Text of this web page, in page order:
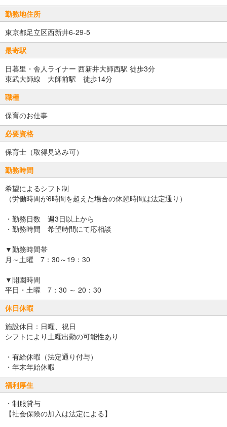
勤務地住所
東京都足立区西新井6-29-5
最寄駅
日暮里・舎人ライナー 西新井大師西駅 徒歩3分
東武大師線 大師前駅 徒歩14分
職種
保育のお仕事
必要資格
保育士（取得見込み可）
勤務時間
希望によるシフト制
（労働時間が6時間を超えた場合の休憩時間は法定通り）
・勤務日数 週3日以上から
・勤務時間 希望時間にて応相談
▼勤務時間帯
月～土曜 7：30～19：30
▼開園時間
平日・土曜 7：30 ～ 20：30
休日休暇
施設休日：日曜、祝日
シフトにより土曜出勤の可能性あり
・有給休暇（法定通り付与）
・年末年始休暇
福利厚生
・制服貸与
【社会保険の加入は法定による】